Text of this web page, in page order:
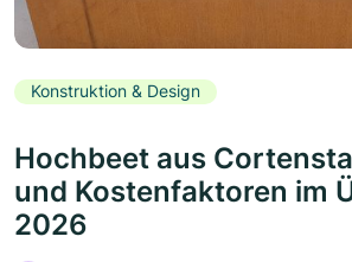
Konstruktion & Design
Hochbeet aus
und Kostenfaktoren im
2026